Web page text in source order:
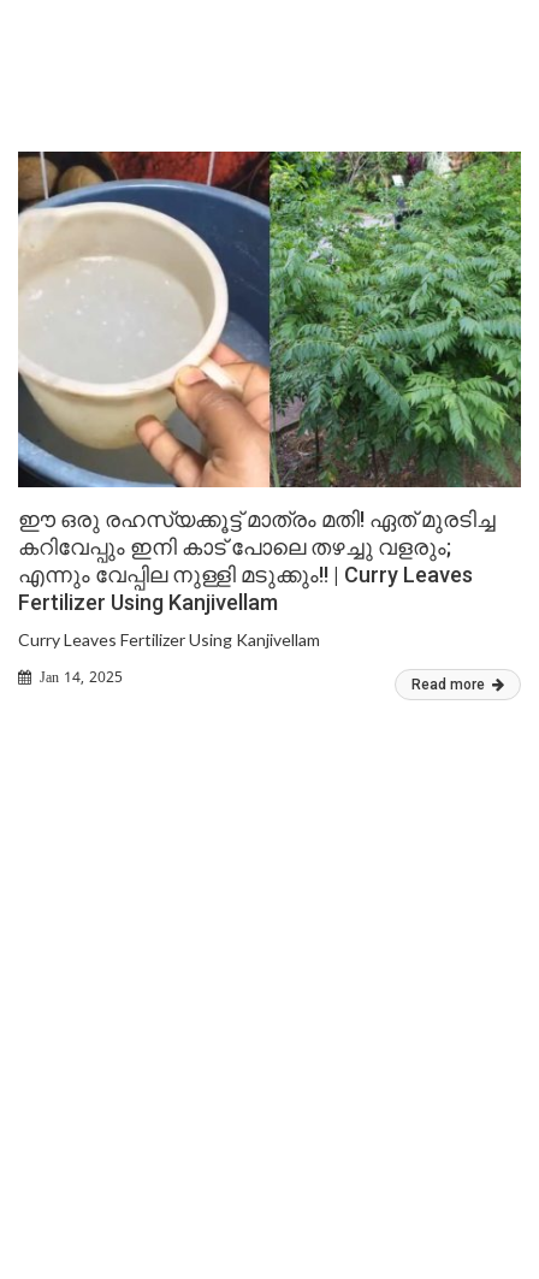
ഈ ഒരു രഹസ്യക്കൂട്ട് മാത്രം മതി! ഏത് മുരടിച്ച
കറിവേപ്പും ഇനി കാട് പോലെ തഴച്ചു വളരും;
എന്നും വേപ്പില നുള്ളി മടുക്കും!! | Curry Leaves
Fertilizer Using Kanjivellam
Curry Leaves Fertilizer Using Kanjivellam
Jan 14, 2025 Read more